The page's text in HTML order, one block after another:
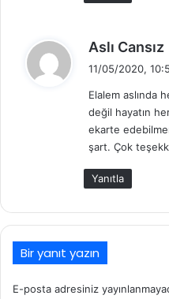
Aslı Cansız
i
k
i
:
11/05/2020,
Elalem aslında
değil hayatın her
ekarte
şart. Çok
Yanıtla
Bir yanıt yazın
E-posta adresiniz